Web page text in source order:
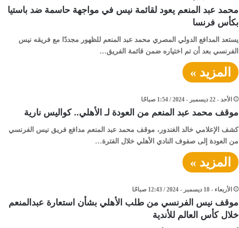
محمد عبد المنعم يعود لقائمة نيس في مواجهة حاسمة ضد باستيا
بكأس فرنسا
يستعد المدافع الدولي المصري محمد عبد المنعم للظهور مجددًا مع فريقه نيس
الفرنسي بعد أن تم اختياره ضمن قائمة الفريق…
المزيد »
الأحد - 22 ديسمبر - 2024 / 1:54 صباحًا
موقف محمد عبد المنعم من العودة لـ الأهلي.. كواليس نارية
كشف الإعلامي خالد الغندور، موقف محمد عبد المنعم مدافع فريق نيس الفرنسي
من العودة إلى صفوف النادي الأهلي خلال الفترة…
المزيد »
الأربعاء - 18 ديسمبر - 2024 / 12:43 صباحًا
موقف نيس الفرنسي من طلب الأهلي بشأن استعارة عبدالمنعم
خلال كأس العالم للأندية